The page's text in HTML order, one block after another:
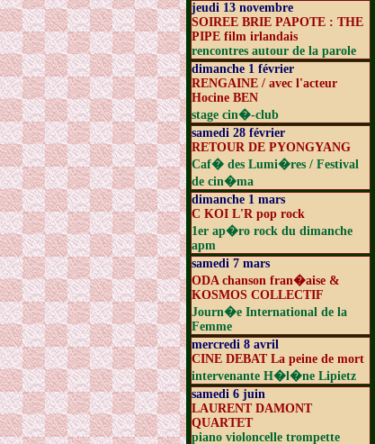
jeudi 13 novembre
SOIREE BRIE PAPOTE : THE
PIPE film irlandais
rencontres autour de la parole
dimanche 1 février
RENGAINE / avec l'acteur
Hocine BEN
stage cin�-club
samedi 28 février
RETOUR DE PYONGYANG
Caf� des Lumi�res / Festival
de cin�ma
dimanche 1 mars
C KOI L'R pop rock
1er ap�ro rock du dimanche
apm
samedi 7 mars
ODA chanson fran�aise &
KOSMOS COLLECTIF
Journ�e International de la
Femme
mercredi 8 avril
CINE DEBAT La peine de mort
intervenante H�l�ne Lipietz
samedi 6 juin
LAURENT DAMONT
QUARTET
piano violoncelle trompette